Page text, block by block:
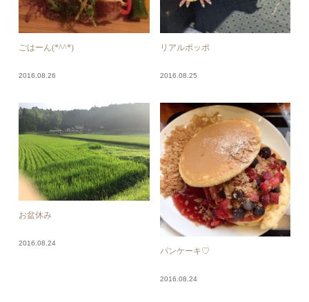
ごはーん(*^^*)
2016.08.26
リアルポッポ
2016.08.25
お盆休み
2016.08.24
パンケーキ♡
2016.08.24